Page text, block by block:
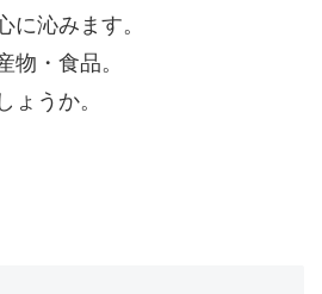
沁みます。
・食品。
うか。